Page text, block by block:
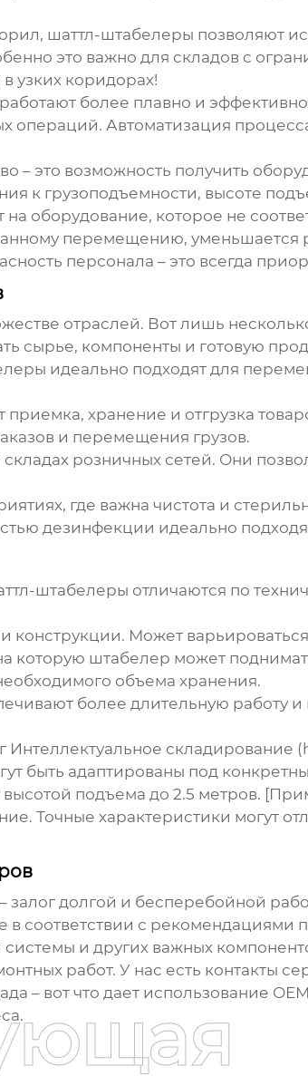
шаттл-штабелеры позволяют
это важно для складов с
узких коридорах!
более плавно и
Автоматизация
– это возможность получить
к грузоподъемности, высоте
оборудование, которое не
перемещению, уменьшается
персонала – это всегда
отраслей. Вот лишь
сырье, компоненты и готовую
идеально подходят для
приемка, хранение и отгрузка
и перемещения грузов.
розничных сетей. Они
где важна чистота и
дезинфекции идеально
штабелеры отличаются по
конструкции. Может
которую штабелер может
объема хранения.
более длительную работу
складирование
быть адаптированы под
подъема до 2.5 метров.
Точные характеристики могут
залог долгой и бесперебойной
соответствии с рекомендациями
и других важных
работ. У нас есть контакты
– вот что дает использование ОЕМ